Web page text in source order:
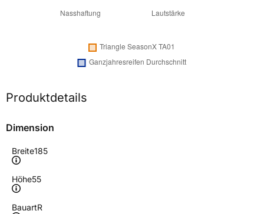
Produktdetails
Dimension
Breite185
Höhe55
BauartR